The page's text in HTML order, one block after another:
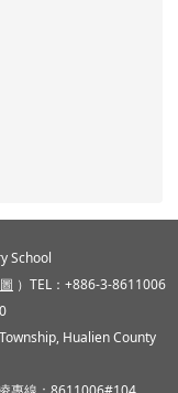
School
）TEL：+886-3-8611006
Hualien County